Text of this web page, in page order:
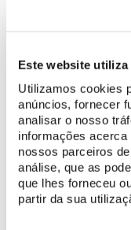
Este website utiliza
Utilizamos cookies
anúncios, fornecer
analisar o nosso
informações
nossos parceiros
análise, que as
que lhes forneceu
partir da sua
estruturar o espaço
Este conjunto de
manhã, tempo para
génio criativo do rei D.
romantismo do séc.
camélias em floração
arboreto com mais de